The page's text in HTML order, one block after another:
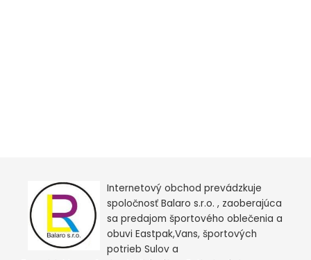
Internetový obchod prevádzkuje
spoločnosť Balaro s.r.o. , zaoberajúca
sa predajom športového oblečenia a
obuvi Eastpak,Vans, športových
potrieb Sulov a